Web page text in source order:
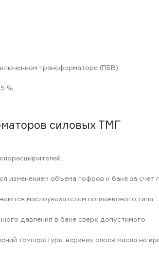
трансформаторе (ПБВ)
%.
силовых ТМГ
изменением объема гофров к бака за счет
маслоуказателем поплавкового типа.
давления в баке сверх допустимого.
температуры верхних слоев масла на